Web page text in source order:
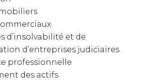
d’insolvabilité et de
d’entreprises judiciaires
professionnelle
des actifs